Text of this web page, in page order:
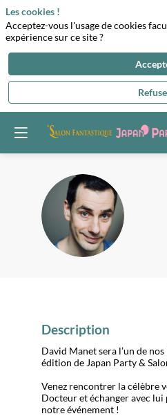
I:DM
Description
David Manet sera l’un de
édition de Japan Party &
Venez rencontrer la célèbre
Docteur et échanger avec lui
notre événement !
Les cookies !
Acceptez-vous l'usage de cookies
expérience sur ce site ?